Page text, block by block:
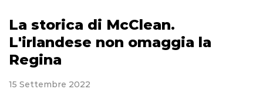
La storica di McClean.
L'irlandese non omaggia la
Regina
15 Settembre 2022